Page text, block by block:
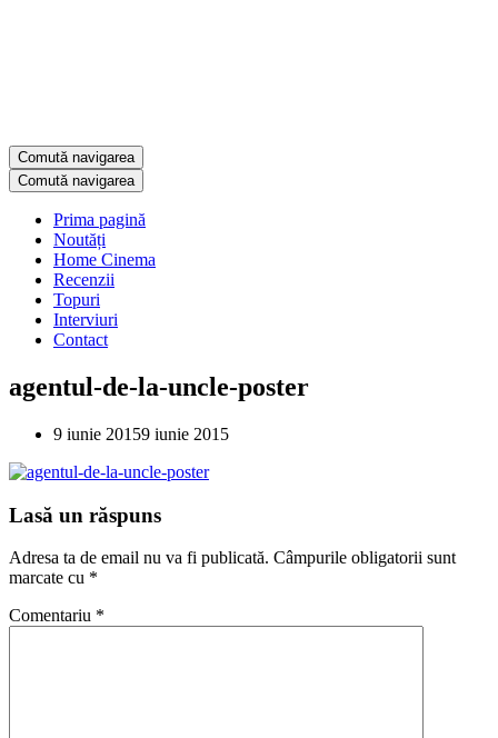
Comută navigarea
Comută navigarea
Prima pagină
Noutăți
Home Cinema
Recenzii
Topuri
Interviuri
Contact
agentul-de-la-uncle-poster
9 iunie 20159 iunie 2015
Lasă un răspuns
Adresa ta de email nu va fi publicată. Câmpurile obligatorii sunt
marcate cu *
Comentariu *